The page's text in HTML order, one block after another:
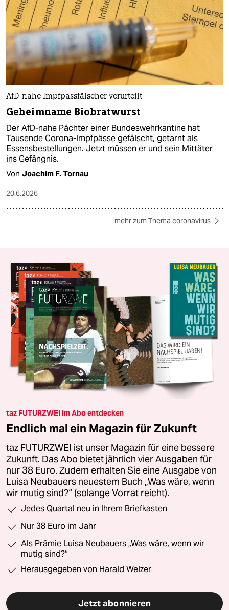
AfD-nahe Impfpassfälscher verurteilt
Geheimname Biobratwurst
Der AfD-nahe Pächter einer Bundeswehrkantine hat
Tausende Corona-Impfpässe gefälscht, getarnt als
Essensbestellungen. Jetzt müssen er und sein Mittäter
ins Gefängnis.
Von Joachim F. Tornau
20.6.2026
mehr zum Thema coronavirus
taz FUTURZWEI im Abo entdecken
Endlich mal ein Magazin für Zukunft
taz FUTURZWEI ist unser Magazin für eine bessere
Zukunft. Das Abo bietet jährlich vier Ausgaben für
nur 38 Euro. Zudem erhalten Sie eine Ausgabe von
Luisa Neubauers neuestem Buch „Was wäre, wenn
wir mutig sind?“ (solange Vorrat reicht).
Jedes Quartal neu in Ihrem Briefkasten
Nur 38 Euro im Jahr
Als Prämie Luisa Neubauers „Was wäre, wenn wir
mutig sind?“
Herausgegeben von Harald Welzer
Jetzt abonnieren